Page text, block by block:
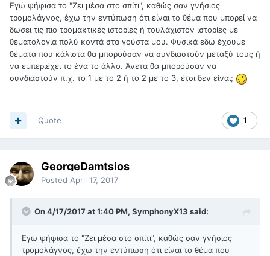
Εγώ ψήφισα το "Ζει μέσα στο σπίτι", καθώς σαν γνήσιος
τρομολάγνος, έχω την εντύπωση ότι είναι το θέμα που μπορεί να
δώσει τις πιο τρομακτικές ιστορίες ή τουλάχιστον ιστορίες με
θεματολογία πολύ κοντά στα γούστα μου. Φυσικά εδώ έχουμε
θέματα που κάλιστα θα μπορούσαν να συνδιαστούν μεταξύ τους ή
να εμπεριέχει το ένα το άλλο. Άνετα θα μπορούσαν να
συνδιαστούν π.χ. το 1 με το 2 ή το 2 με το 3, έτσι δεν είναι;
1
Quote
GeorgeDamtsios
Posted April 17, 2017
On 4/17/2017 at 1:40 PM, SymphonyX13 said:
Εγώ ψήφισα το "Ζει μέσα στο σπίτι", καθώς σαν γνήσιος
τρομολάγνος, έχω την εντύπωση ότι είναι το θέμα που